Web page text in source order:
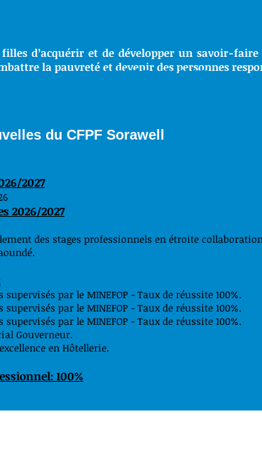
d’acquérir et de développer un savoir-
la pauvreté et devenir des personnes
NOTRE MISSION
du CFPF Sorawell
2027
2026/2027
des stages professionnels en étroite
supervisés par le MINEFOP - Taux de réussite 100%.
supervisés par le MINEFOP - Taux de réussite 100%.
supervisés par le MINEFOP - Taux de réussite 100%.
Gouverneur.
en Hôtellerie.
100%